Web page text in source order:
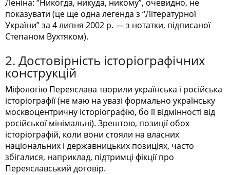
Леніна: “Никогда, никуда, никому”, очевидно, не
показувати (це ще одна легенда з “Літературної
України” за 4 липня 2002 р. — з нотатки, підписаної
Степаном Вухтяком).
2. Достовірність історіографічних
конструкцій
Міфологію Переяслава творили українська і російська
історіографії (не маю на увазі формально українську
москвоцентричну історіографію, бо її відмінності від
російської мінімальні). Зрештою, позиції обох
історіографій, коли вони стояли на власних
національних і державницьких позиціях, часто
збігалися, наприклад, підтримці фікції про
Переяславський договір.